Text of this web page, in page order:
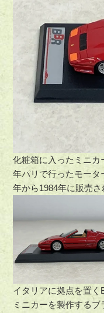
化粧箱に入ったミニカ
年パリで行ったモータ
年から1984年に販売さ
イタリアに拠点を置
ミニカーを製作するブ